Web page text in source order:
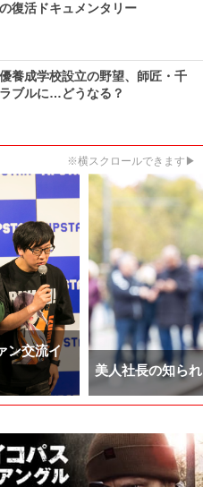
復活ドキュメンタリー
養成学校設立の野望、師匠・千
ブルに…どうなる？
※横スクロールできます▶
ン交流イ
美人社長の知ら